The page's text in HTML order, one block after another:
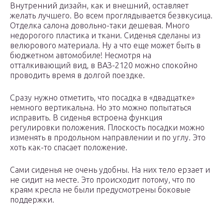
Внутренний дизайн, как и внешний, оставляет
желать лучшего. Во всем проглядывается безвкусица.
Отделка салона довольно-таки дешевая. Много
недорогого пластика и ткани. Сиденья сделаны из
велюрового материала. Ну а что еще может быть в
бюджетном автомобиле! Несмотря на
отталкивающий вид, в ВАЗ-2120 можно спокойно
проводить время в долгой поездке.
Сразу нужно отметить, что посадка в «двадцатке»
немного вертикальна. Но это можно попытаться
исправить. В сиденья встроена функция
регулировки положения. Плоскость посадки можно
изменять в продольном направлении и по углу. Это
хоть как-то спасает положение.
Сами сиденья не очень удобны. На них тело ерзает и
не сидит на месте. Это происходит потому, что по
краям кресла не были предусмотрены боковые
поддержки.